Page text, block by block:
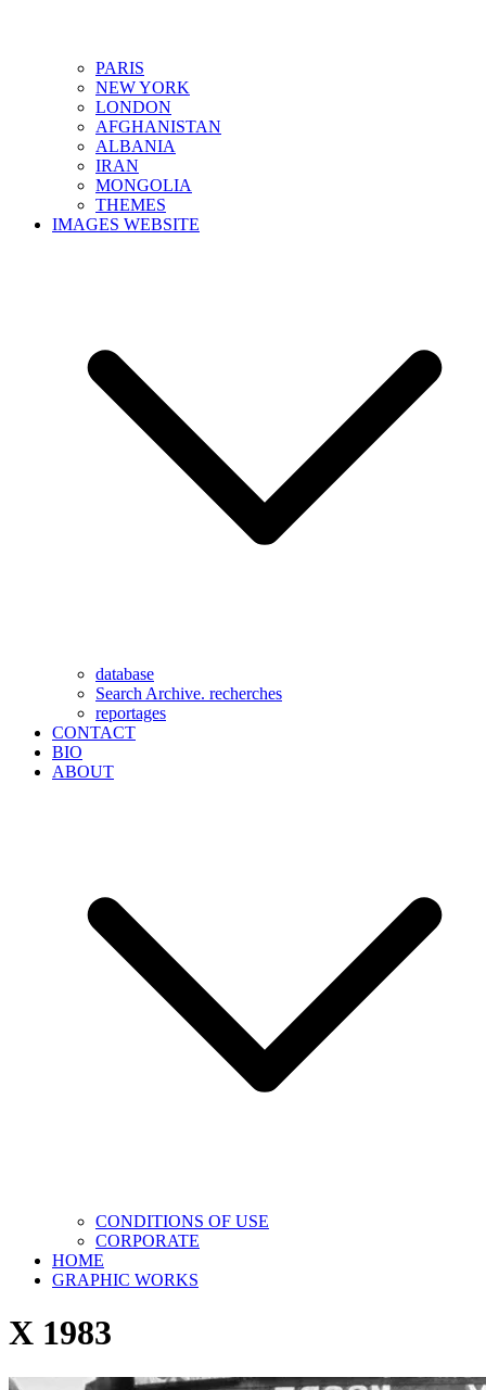
PARIS
NEW YORK
LONDON
AFGHANISTAN
ALBANIA
IRAN
MONGOLIA
THEMES
IMAGES WEBSITE
database
Search Archive. recherches
reportages
CONTACT
BIO
ABOUT
CONDITIONS OF USE
CORPORATE
HOME
GRAPHIC WORKS
X 1983